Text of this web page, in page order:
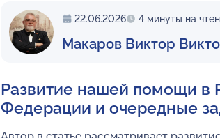
22.06.2026 4 минуты на
Макаров Виктор
Развитие нашей помощи в
Федерации и очередные